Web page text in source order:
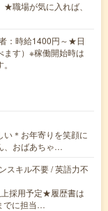
場が気に入れば、
：時給1400円～★日
ます）※稼働開始時は
い＊お年寄りを笑顔に
、おばあちゃ…
スキル不要 / 英語力不
採用予定★履歴書は
でに担当…